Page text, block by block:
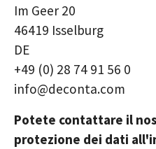
Im Geer 20
46419 Isselburg
DE
+49 (0) 28 74 91 56 0
info@deconta.com
Potete contattare il
protezione dei dati